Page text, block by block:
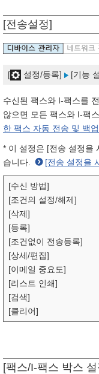
[전송설정]
[ 설정/등록] [기능
수신된 팩스와 I-팩스를
않으면 모든 팩스와 I-팩
한 팩스 자동 전송 및 백업
* 이 설정은 [전송 설정을
습니다.
[전송 설정을
[수신 방법]
[조건의 설정/해제]
[삭제]
[등록]
[조건없이 전송등록]
[상세/편집]
[이메일 중요도]
[리스트 인쇄]
[검색]
[클리어]
[팩스/I-팩스 박스 설